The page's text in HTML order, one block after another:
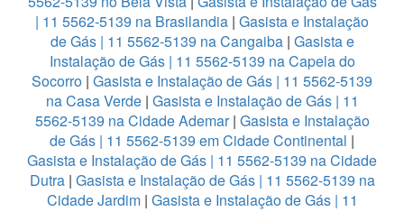
| 11 5562-5139 na Brasilandia | Gasista e Instalação
de Gás | 11 5562-5139 na Cangaiba| Gasista e
Instalação de Gás | 11 5562-5139 na Capela do
Socorro | Gasista e Instalação de Gás | 11 5562-5139
na Casa Verde| Gasista e Instalação de Gás | 11
5562-5139 na Cidade Ademar| Gasista e Instalação
de Gás | 11 5562-5139 em Cidade Continental |
Gasista e Instalação de Gás | 11 5562-5139 na Cidade
Dutra | Gasista e Instalação de Gás | 11 5562-5139 na
Cidade Jardim| Gasista e Instalação de Gás | 11